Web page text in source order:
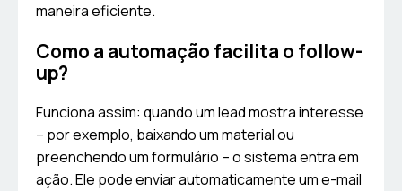
maneira eficiente.
Como a automação facilita o follow-
up?
Funciona assim: quando um lead mostra interesse
– por exemplo, baixando um material ou
preenchendo um formulário – o sistema entra em
ação. Ele pode enviar automaticamente um e-mail